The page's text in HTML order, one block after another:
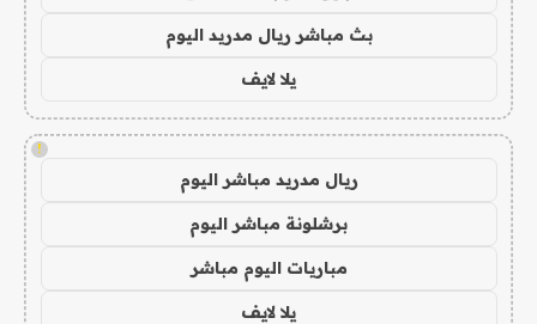
بث مباشر ريال مدريد اليوم
يلا لايف
!
ريال مدريد مباشر اليوم
برشلونة مباشر اليوم
مباريات اليوم مباشر
يلا لايف